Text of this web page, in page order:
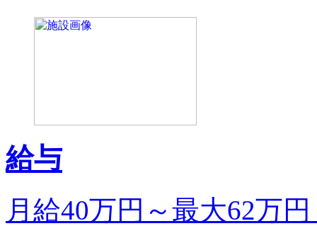
給与
月給40万円～最大62万